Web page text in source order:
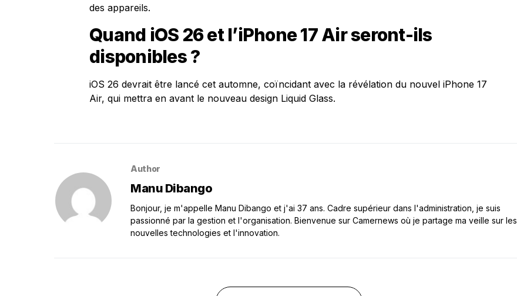
des appareils.
Quand iOS 26 et l’iPhone 17 Air seront-ils
disponibles ?
iOS 26 devrait être lancé cet automne, coïncidant avec la révélation du nouvel iPhone 17
Air, qui mettra en avant le nouveau design Liquid Glass.
Author
Manu Dibango
Bonjour, je m'appelle Manu Dibango et j'ai 37 ans. Cadre supérieur dans l'administration, je suis
passionné par la gestion et l'organisation. Bienvenue sur Camernews où je partage ma veille sur les
nouvelles technologies et l'innovation.